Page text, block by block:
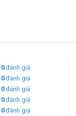
0đánh giá
0đánh giá
0đánh giá
0đánh giá
0đánh giá